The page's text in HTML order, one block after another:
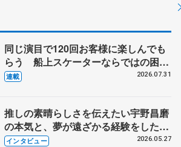
同じ演目で120回お客様に楽しんでも
らう 船上スケーターならではの困難
とは 影響あったPIW前キャプテン松
連載 2026.07.31
推しの素晴らしさを伝えたい宇野昌磨
の本気と、夢が遠ざかる経験をした本
田真凜の覚悟
インタビュー 2026.05.27